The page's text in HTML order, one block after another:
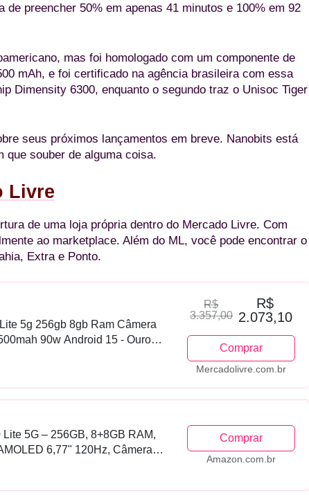
de preencher 50% em apenas 41 minutos e 100% em 92
mas foi homologado com um componente de
mAh, e foi certificado na agência brasileira com essa
Dimensity 6300, enquanto o segundo traz o Unisoc Tiger
seus próximos lançamentos em breve. Nanobits está
que souber de alguma coisa.
Livre
de uma loja própria dentro do Mercado Livre. Com
ao marketplace. Além do ML, você pode encontrar o
Extra e Ponto.
5g 256gb 8gb Ram Câmera
90w Android 15 - Ouro
R$
3.357,00
R$
2.073,10
Comprar
Mercadolivre.com.br
5G – 256GB, 8+8GB RAM,
6,77" 120Hz, Câmera
Comprar
Amazon.com.br